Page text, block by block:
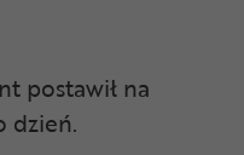
postawił na
dzień.